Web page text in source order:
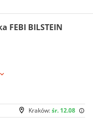
FEBI BILSTEIN
Kraków:śr. 12.08